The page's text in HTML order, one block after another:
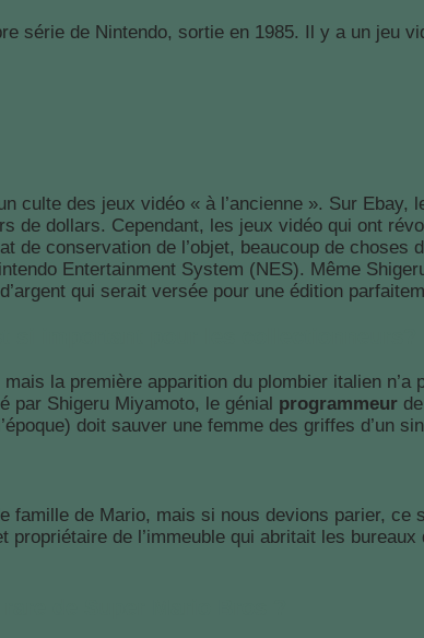
série de Nintendo, sortie en 1985. Il y a un jeu
culte des jeux vidéo « à l’ancienne ». Sur
de dollars. Cependant, les jeux vidéo qui ont
de conservation de l’objet, beaucoup de
Entertainment System (NES). Même
qui serait versée pour une édition
la première apparition du plombier italien
par Shigeru Miyamoto, le génial programmeur
doit sauver une femme des griffes d’un
famille de Mario, mais si nous devions parier,
propriétaire de l’immeuble qui abritait les bureaux